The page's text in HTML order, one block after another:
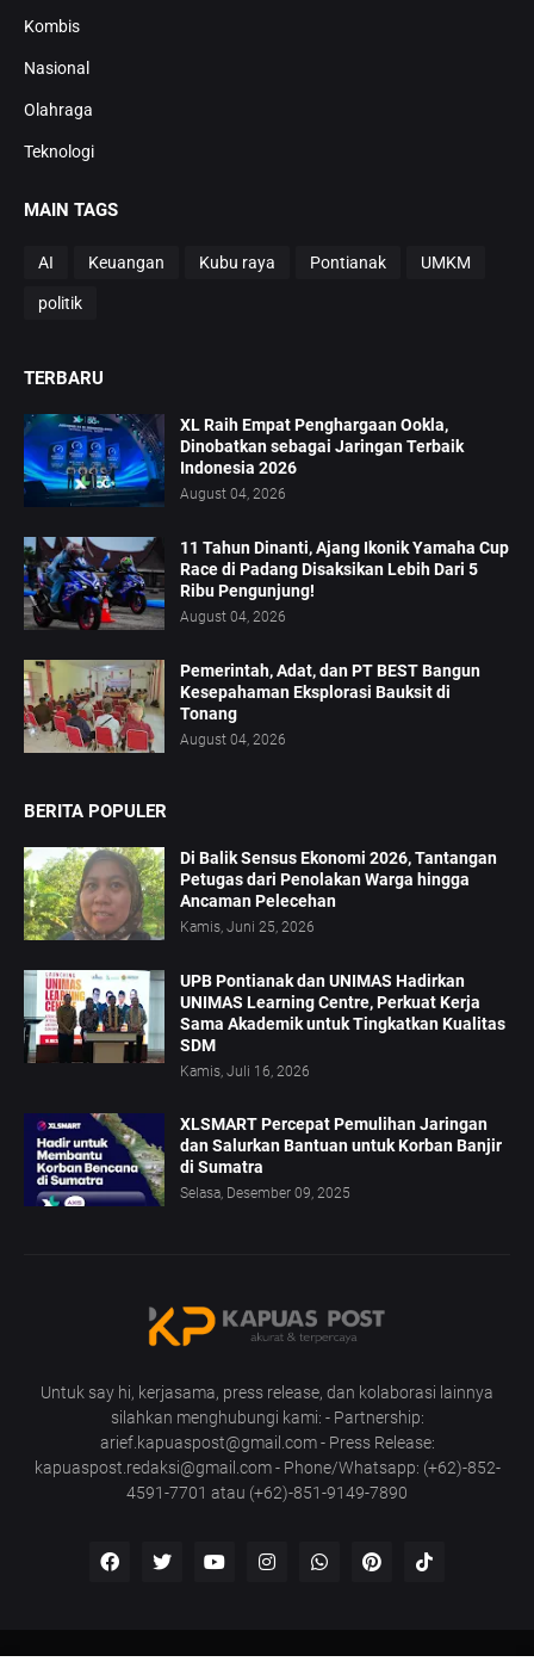
Kombis
Nasional
Olahraga
Teknologi
MAIN TAGS
AI Keuangan Kubu raya Pontianak UMKM
politik
TERBARU
XL Raih Empat Penghargaan Ookla,
Dinobatkan sebagai Jaringan Terbaik
Indonesia 2026
August 04, 2026
11 Tahun Dinanti, Ajang Ikonik Yamaha Cup
Race di Padang Disaksikan Lebih Dari 5
Ribu Pengunjung!
August 04, 2026
Pemerintah, Adat, dan PT BEST Bangun
Kesepahaman Eksplorasi Bauksit di
Tonang
August 04, 2026
BERITA POPULER
Di Balik Sensus Ekonomi 2026, Tantangan
Petugas dari Penolakan Warga hingga
Ancaman Pelecehan
Kamis, Juni 25, 2026
UPB Pontianak dan UNIMAS Hadirkan
UNIMAS Learning Centre, Perkuat Kerja
Sama Akademik untuk Tingkatkan Kualitas
SDM
Kamis, Juli 16, 2026
XLSMART Percepat Pemulihan Jaringan
dan Salurkan Bantuan untuk Korban Banjir
di Sumatra
Selasa, Desember 09, 2025
Untuk say hi, kerjasama, press release, dan kolaborasi lainnya
silahkan menghubungi kami: - Partnership:
arief.kapuaspost@gmail.com - Press Release:
kapuaspost.redaksi@gmail.com - Phone/Whatsapp: (+62)-852-
4591-7701 atau (+62)-851-9149-7890